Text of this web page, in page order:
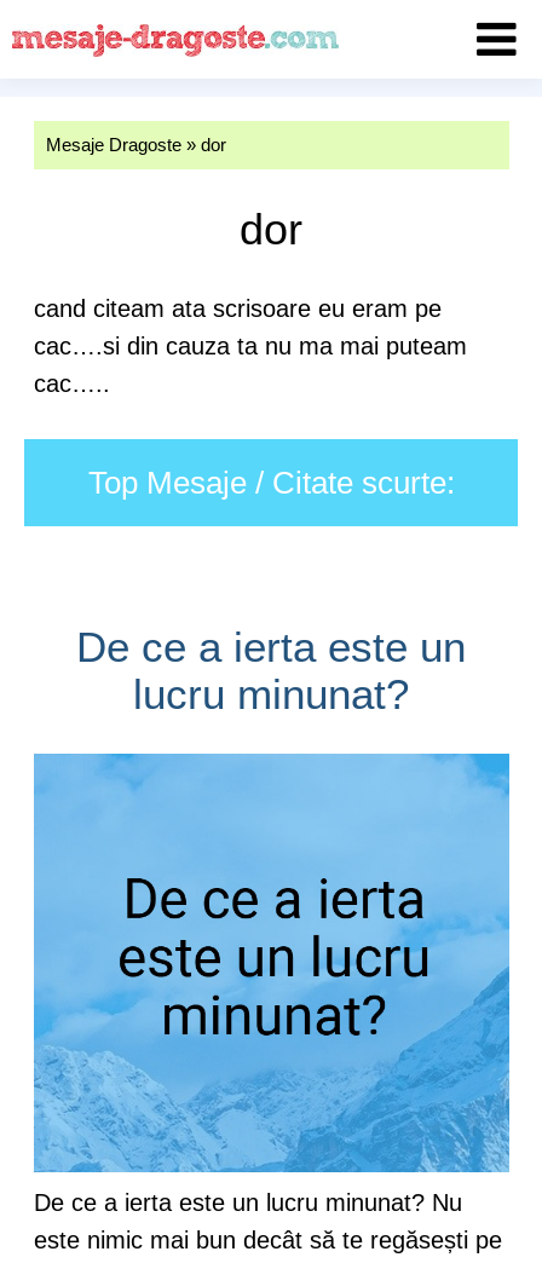
Mesaje Dragoste» dor
dor
cand citeam ata scrisoare eu eram pe
cac….si din cauza ta nu ma mai puteam
cac…..
Top Mesaje / Citate scurte:
De ce a ierta este un
lucru minunat?
De ce a ierta este un lucru minunat? Nu
este nimic mai bun decât să te regăsești pe